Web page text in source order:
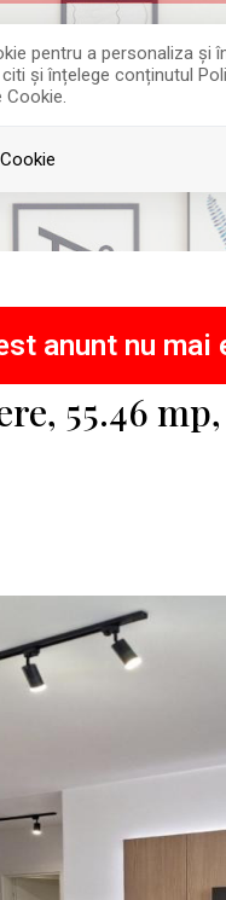
pentru a personaliza
și înțelege conținutul
anunt nu mai
55.46